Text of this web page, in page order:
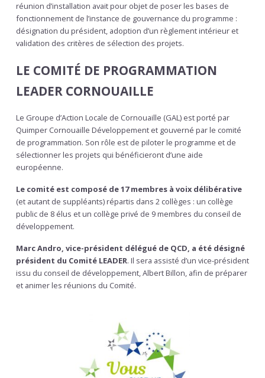
réunion d’installation avait pour objet de poser les bases de
fonctionnement de l’instance de gouvernance du programme :
désignation du président, adoption d’un règlement intérieur et
validation des critères de sélection des projets.
LE COMITÉ DE PROGRAMMATION
LEADER CORNOUAILLE
Le Groupe d’Action Locale de Cornouaille (GAL) est porté par
Quimper Cornouaille Développement et gouverné par le comité
de programmation. Son rôle est de piloter le programme et de
sélectionner les projets qui bénéficieront d’une aide
européenne.
Le comité est composé de 17 membres à voix délibérative
(et autant de suppléants) répartis dans 2 collèges : un collège
public de 8 élus et un collège privé de 9 membres du conseil de
développement.
Marc Andro, vice-président délégué de QCD, a été désigné
président du Comité LEADER. Il sera assisté d’un vice-président
issu du conseil de développement, Albert Billon, afin de préparer
et animer les réunions du Comité.